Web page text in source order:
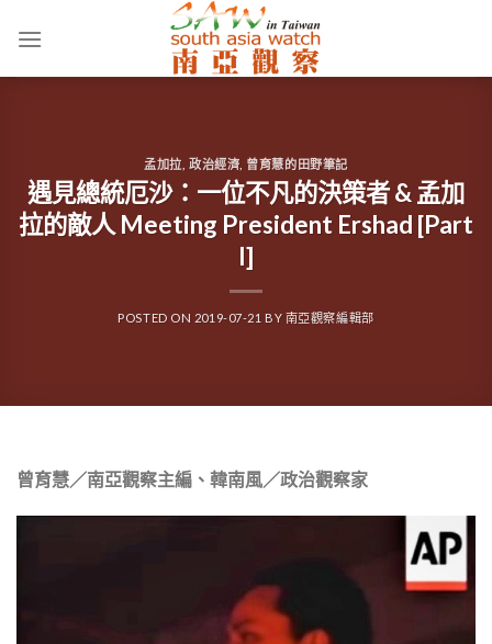
孟加拉 政治經濟 曾育慧的田野筆記
遇見總統厄沙：一位不凡的決策者 & 孟加
拉的敵人 Meeting President Ershad [Part
I]
POSTED ON 2019-07-21 BY 南亞觀察編輯部
曾育慧／南亞觀察主編、韓南風／政治觀察家